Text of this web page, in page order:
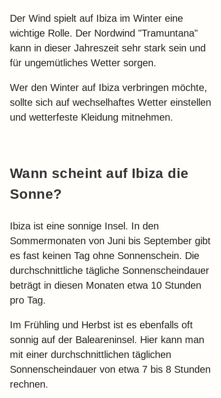
Der Wind spielt auf Ibiza im Winter eine
wichtige Rolle. Der Nordwind "Tramuntana"
kann in dieser Jahreszeit sehr stark sein und
für ungemütliches Wetter sorgen.
Wer den Winter auf Ibiza verbringen möchte,
sollte sich auf wechselhaftes Wetter einstellen
und wetterfeste Kleidung mitnehmen.
Wann scheint auf Ibiza die
Sonne?
Ibiza ist eine sonnige Insel. In den
Sommermonaten von Juni bis September gibt
es fast keinen Tag ohne Sonnenschein. Die
durchschnittliche tägliche Sonnenscheindauer
beträgt in diesen Monaten etwa 10 Stunden
pro Tag.
Im Frühling und Herbst ist es ebenfalls oft
sonnig auf der Baleareninsel. Hier kann man
mit einer durchschnittlichen täglichen
Sonnenscheindauer von etwa 7 bis 8 Stunden
rechnen.